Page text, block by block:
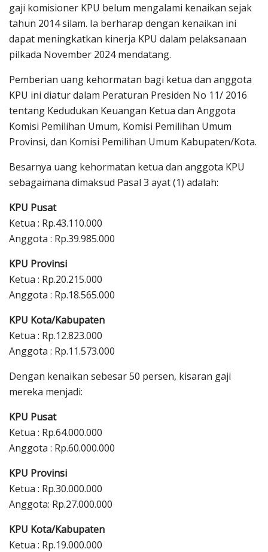
gaji komisioner KPU belum mengalami kenaikan sejak
tahun 2014 silam. Ia berharap dengan kenaikan ini
dapat meningkatkan kinerja KPU dalam pelaksanaan
pilkada November 2024 mendatang.
Pemberian uang kehormatan bagi ketua dan anggota
KPU ini diatur dalam Peraturan Presiden No 11/ 2016
tentang Kedudukan Keuangan Ketua dan Anggota
Komisi Pemilihan Umum, Komisi Pemilihan Umum
Provinsi, dan Komisi Pemilihan Umum Kabupaten/Kota.
Besarnya uang kehormatan ketua dan anggota KPU
sebagaimana dimaksud Pasal 3 ayat (1) adalah:
KPU Pusat
Ketua : Rp.43.110.000
Anggota : Rp.39.985.000
KPU Provinsi
Ketua : Rp.20.215.000
Anggota : Rp.18.565.000
KPU Kota/Kabupaten
Ketua : Rp.12.823.000
Anggota : Rp.11.573.000
Dengan kenaikan sebesar 50 persen, kisaran gaji
mereka menjadi:
KPU Pusat
Ketua : Rp.64.000.000
Anggota : Rp.60.000.000
KPU Provinsi
Ketua : Rp.30.000.000
Anggota: Rp.27.000.000
KPU Kota/Kabupaten
Ketua : Rp.19.000.000